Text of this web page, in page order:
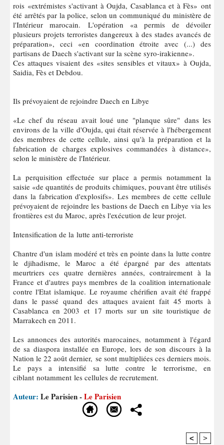
rois «extrémistes s'activant à Oujda, Casablanca et à Fès» ont
été arrêtés par la police, selon un communiqué du ministère de
l'Intérieur marocain. L'opération «a permis de dévoiler
plusieurs projets terroristes dangereux à des stades avancés de
préparation», ceci «en coordination étroite avec (...) des
partisans de Daech s'activant sur la scène syro-irakienne».
Ces attaques visaient des «sites sensibles et vitaux» à Oujda,
Saidia, Fès et Debdou.
Ils prévoyaient de rejoindre Daech en Libye
«Le chef du réseau avait loué une "planque sûre" dans les
environs de la ville d'Oujda, qui était réservée à l'hébergement
des membres de cette cellule, ainsi qu'à la préparation et la
fabrication de charges explosives commandées à distance»,
selon le ministère de l'Intérieur.
La perquisition effectuée sur place a permis notamment la
saisie «de quantités de produits chimiques, pouvant être utilisés
dans la fabrication d'explosifs». Les membres de cette cellule
prévoyaient de rejoindre les bastions de Daech en Libye via les
frontières est du Maroc, après l'exécution de leur projet.
Intensification de la lutte anti-terroriste
Chantre d'un islam modéré et très en pointe dans la lutte contre
le djihadisme, le Maroc a été épargné par des attentats
meurtriers ces quatre dernières années, contrairement à la
France et d'autres pays membres de la coalition internationale
contre l'Etat islamique. Le royaume chérifien avait été frappé
dans le passé quand des attaques avaient fait 45 morts à
Casablanca en 2003 et 17 morts sur un site touristique de
Marrakech en 2011.
Les annonces des autorités marocaines, notamment à l'égard
de sa diaspora installée en Europe, lors de son discours à la
Nation le 22 août dernier, se sont multipliées ces derniers mois.
Le pays a intensifié sa lutte contre le terrorisme, en
ciblant notamment les cellules de recrutement.
Auteur: Le Parisien -Le Parisien
< >